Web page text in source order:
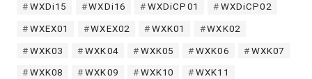
WXDi15 WXDi16 WXDiCP01 WXDiCP02
WXEX01 WXEX02 WXK01 WXK02
WXK03 WXK04 WXK05 WXK06 WXK07
WXK08 WXK09 WXK10 WXK11